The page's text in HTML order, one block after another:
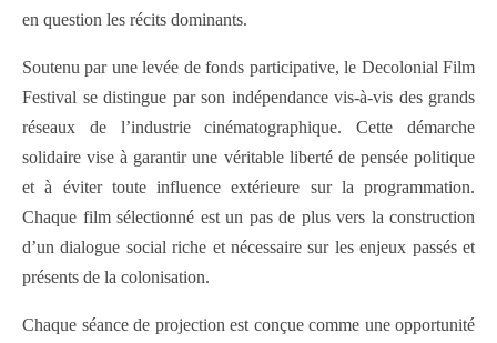
en question les récits dominants.
Soutenu par une levée de fonds participative, le Decolonial Film
Festival se distingue par son indépendance vis-à-vis des grands
réseaux de l’industrie cinématographique. Cette démarche
solidaire vise à garantir une véritable liberté de pensée politique
et à éviter toute influence extérieure sur la programmation.
Chaque film sélectionné est un pas de plus vers la construction
d’un dialogue social riche et nécessaire sur les enjeux passés et
présents de la colonisation.
Chaque séance de projection est conçue comme une opportunité